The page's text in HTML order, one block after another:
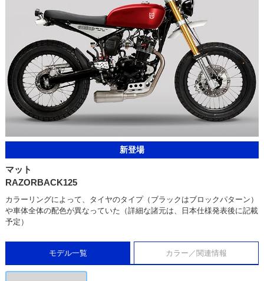
新登場
マット
RAZORBACK125
カラーリングによって、タイヤのタイプ（ブラックはブロックパターン）
や車体全体の配色が異なっていた（詳細な諸元は、日本仕様発表後に記載
予定）
モデル一覧 カラー／関連情報